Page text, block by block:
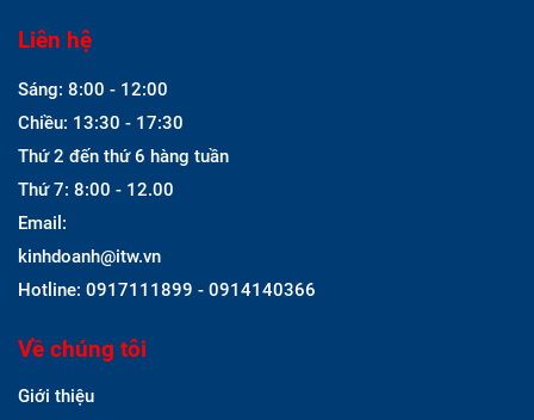
Liên hệ
Sáng: 8:00 - 12:00
Chiều: 13:30 - 17:30
Thứ 2 đến thứ 6 hàng tuần
Thứ 7: 8:00 - 12.00
Email:
kinhdoanh@itw.vn
Hotline: 0917111899 - 0914140366
Về chúng tôi
Giới thiệu